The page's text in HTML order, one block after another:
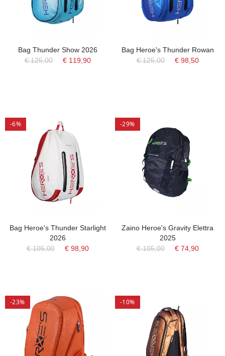
Bag Thunder Show 2026
€ 125,00
€ 119,90
Bag Heroe's Thunder Rowan
€ 125,00
€ 98,50
-6%
Bag Heroe's Thunder Starlight
2026
€ 105,00
€ 98,90
-29%
Zaino Heroe's Gravity Elettra
2025
€ 105,00
€ 74,90
-23% -10%